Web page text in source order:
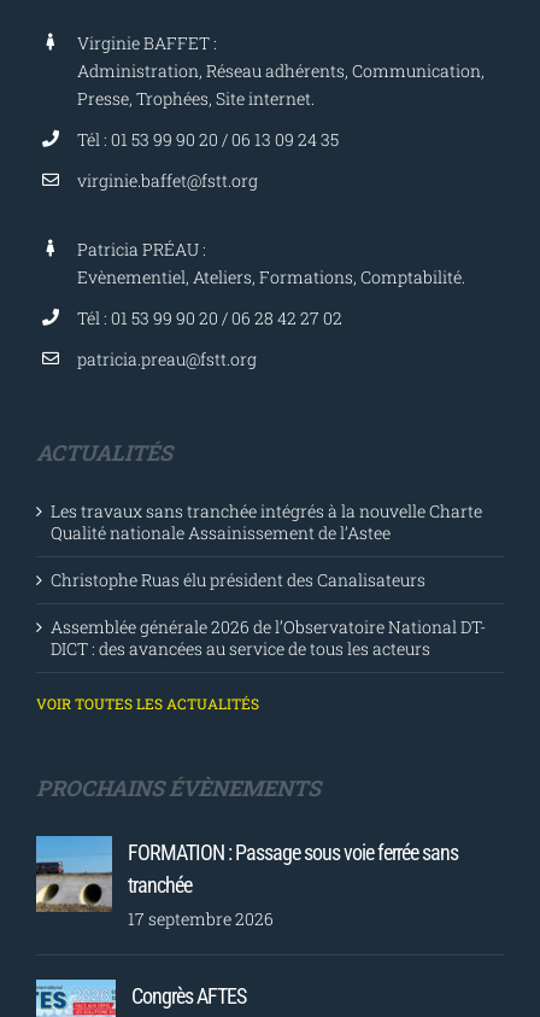
Virginie BAFFET :
Administration, Réseau adhérents, Communication,
Presse, Trophées, Site internet.
Tél : 01 53 99 90 20 / 06 13 09 24 35
virginie.baffet@fstt.org
Patricia PRÉAU :
Evènementiel, Ateliers, Formations, Comptabilité.
Tél : 01 53 99 90 20 / 06 28 42 27 02
patricia.preau@fstt.org
ACTUALITÉS
Les travaux sans tranchée intégrés à la nouvelle Charte
Qualité nationale Assainissement de l’Astee
Christophe Ruas élu président des Canalisateurs
Assemblée générale 2026 de l’Observatoire National DT-
DICT : des avancées au service de tous les acteurs
VOIR TOUTES LES ACTUALITÉS
PROCHAINS ÉVÈNEMENTS
FORMATION : Passage sous voie ferrée sans
tranchée
17 septembre 2026
Congrès AFTES